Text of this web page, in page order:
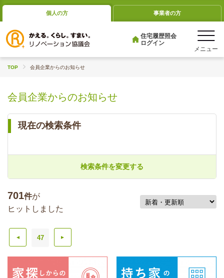
個人の方 事業者の方
住宅履歴照会
ログイン
TOP 会員企業からのお知らせ
会員企業からのお知らせ
現在の検索条件
検索条件を変更する
701件が
ヒットしました
▲ 47 ▲